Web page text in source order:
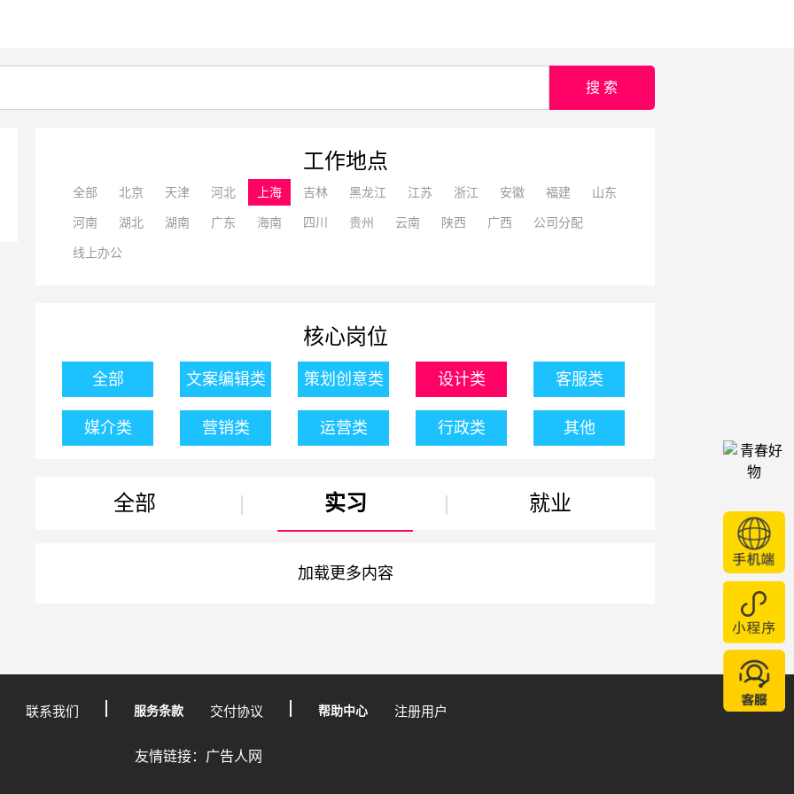
搜 索
工作地点
全部 北京 天津 河北 上海 吉林 黑龙江 江苏 浙江 安徽 福建 山东
河南 湖北 湖南 广东 海南 四川 贵州 云南 陕西 广西 公司分配
线上办公
核心岗位
全部 文案编辑类 策划创意类 设计类 客服类
媒介类 营销类 运营类 行政类 其他
全部 | 实习 | 就业
加载更多内容
联系我们 服务条款 交付协议 帮助中心 注册用户
友情链接：广告人网